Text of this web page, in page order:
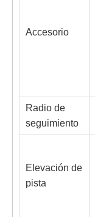
Accesorio
Radio de
seguimiento
Elevación de
pista